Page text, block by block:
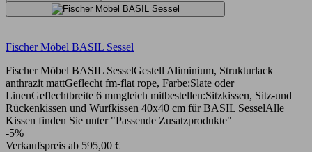
Fischer Möbel BASIL Sessel
Fischer Möbel BASIL SesselGestell Aliminium, Strukturlack
anthrazit mattGeflecht fm-flat rope, Farbe:Slate oder
LinenGeflechtbreite 6 mmgleich mitbestellen:Sitzkissen, Sitz-und
Rückenkissen und Wurfkissen 40x40 cm für BASIL SesselAlle
Kissen finden Sie unter "Passende Zusatzprodukte"
-5%
Verkaufspreis ab 595,00 €